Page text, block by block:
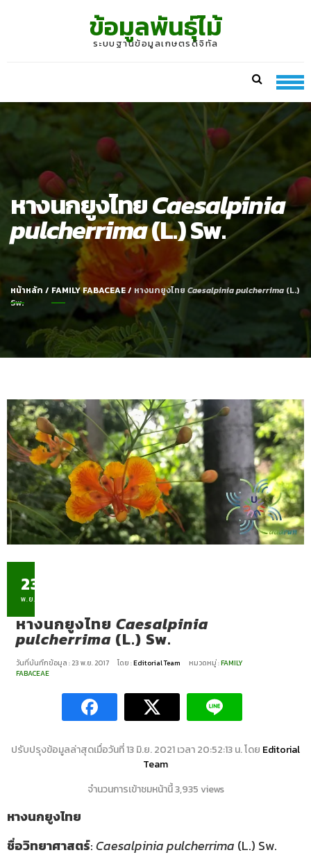
ข้อมูลพันธุ์ไม้
ระบบฐานข้อมูลเกษตรดิจิทัล
หางนกยูงไทยCaesalpinia
pulcherrima(L.) Sw.
หน้าหลัก / FAMILY FABACEAE/ หางนกยูงไทย Caesalpinia pulcherrima (L.)
Sw.
23
พ.ย.
หางนกยูงไทย Caesalpinia
pulcherrima(L.) Sw.
วันที่บันทึกข้อมูล : 23 พ.ย. 2017 โดย :Editorial Team หมวดหมู่ :FAMILY
FABACEAE
ปรับปรุงข้อมูลล่าสุดเมื่อวันที่ 13 มิ.ย. 2021 เวลา 20:52:13 น. โดย Editorial
Team
จำนวนการเข้าชมหน้านี้ 3,935 views
หางนกยูงไทย
ชื่อวิทยาศาสตร์:Caesalpinia pulcherrima (L.) Sw.